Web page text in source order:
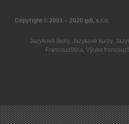
Copyright © 2001 – 2026 gdi, s.r.o.
Jazykové školy, Jazykové kurzy,
Francouzština,Výuka